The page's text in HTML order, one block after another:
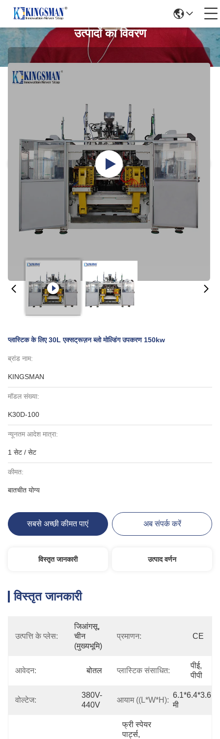
उत्पादों का विवरण
प्लास्टिक के लिए 30L एक्सट्रूज़न ब्लो मोल्डिंग उपकरण 150kw
ब्रांड नाम:
KINGSMAN
मॉडल संख्या:
K30D-100
न्यूनतम आदेश मात्रा:
1 सेट / सेट
कीमत:
बातचीत योग्य
सबसे अच्छी कीमत पाएं अब संपर्क करें
विस्तृत जानकारी उत्पाद वर्णन
विस्तृत जानकारी
उत्पत्ति के प्लेस:
जिआंगसू,
चीन
(मुख्यभूमि)
प्रमाणन: CE
आवेदन: बोतल प्लास्टिक संसाधित:
पीई,
पीपी
वोल्टेज:
380V-
440V
आयाम ((L*W*H):
6.1*6.4*3.6
मी
फ्री स्पेयर
पार्ट्स,